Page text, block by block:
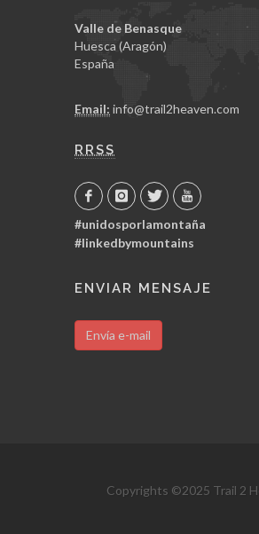
Valle de Benasque
Huesca (Aragón)
España
Email: info@trail2heaven.com
RRSS
#unidosporlamontaña
#linkedbymountains
ENVIAR MENSAJE
Envía e-mail
Copyrights ©2025 Trail 2